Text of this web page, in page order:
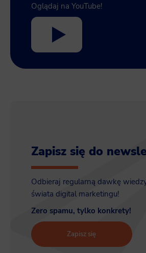
Oglądaj na YouTube!
Zapisz się do
Odbieraj regularną dawkę
świata digital marketingu!
Zero spamu, tylko konkrety!
Zapisz się